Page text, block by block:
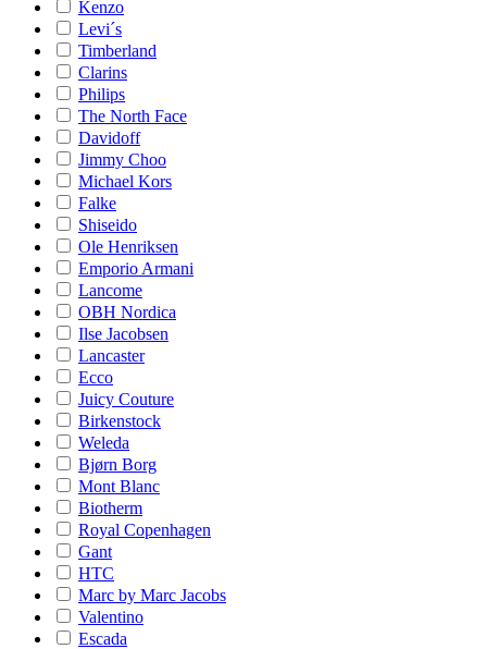
Kenzo
Levi´s
Timberland
Clarins
Philips
The North Face
Davidoff
Jimmy Choo
Michael Kors
Falke
Shiseido
Ole Henriksen
Emporio Armani
Lancome
OBH Nordica
Ilse Jacobsen
Lancaster
Ecco
Juicy Couture
Birkenstock
Weleda
Bjørn Borg
Mont Blanc
Biotherm
Royal Copenhagen
Gant
HTC
Marc by Marc Jacobs
Valentino
Escada